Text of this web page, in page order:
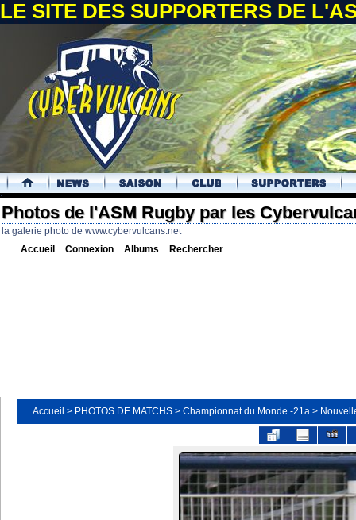
LE SITE DES SUPPORTERS DE
.
Photos de l'ASM Rugby par les
la galerie photo de www.cybervulcans.net
Accueil Connexion Albums Rechercher
Accueil > PHOTOS DE MATCHS > Championnat du Monde -21a >